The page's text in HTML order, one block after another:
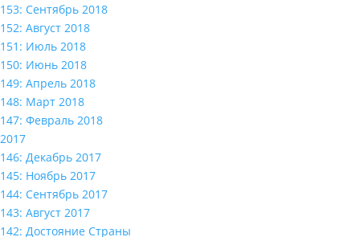
153: Сентябрь 2018
152: Август 2018
151: Июль 2018
150: Июнь 2018
149: Апрель 2018
148: Март 2018
147: Февраль 2018
2017
146: Декабрь 2017
145: Ноябрь 2017
144: Сентябрь 2017
143: Август 2017
142: Достояние Страны